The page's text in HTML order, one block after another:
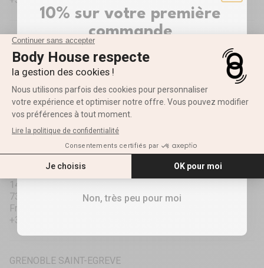
CAEN
Récupération actuellement indisponible
3 rue Robert Schumann
14120 Mondeville
France
+33250540707
Récupération actuellement indisponible
1423 Avenue des Landiers
73000 Chambéry
France
+33458440040
GRENOBLE SAINT-EGREVE
10% sur votre première
commande
Inscrivez-vous pour recevoir votre réduction ✨
Prénom
E-mail
RECEVOIR MES 10%
Non, très peu pour moi